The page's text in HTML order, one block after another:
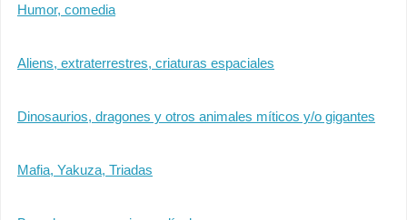
Humor, comedia
Aliens, extraterrestres, criaturas espaciales
Dinosaurios, dragones y otros animales míticos y/o gigantes
Mafia, Yakuza, Triadas